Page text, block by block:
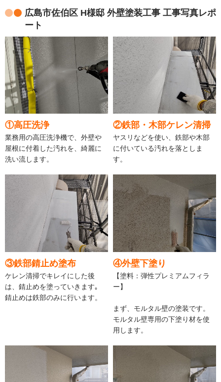
広島市佐伯区 H様邸 外壁塗装工事 工事写真レポ
ート
①高圧洗浄
業務用の高圧洗浄機で、外壁や
屋根に付着した汚れを、綺麗に
洗い流します。
②鉄部・木部ケレン清掃
ヤスリなどを使い、鉄部や木部
に付いている汚れを落としま
す。
③鉄部錆止め塗布
ケレン清掃でキレイにした後
は、錆止めを塗っていきます｡
錆止めは鉄部のみに行います。
④外壁下塗り
【塗料：弾性プレミアムフィラ
ー】
まず、モルタル壁の塗装です。
モルタル壁専用の下塗り材を使
用します。